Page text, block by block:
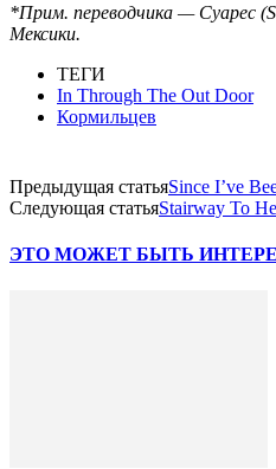
*Прим. переводчика — Суарес
Мексики.
ТЕГИ
In Through The Out Door
Кормильцев
Предыдущая статьяSince I’ve
Следующая статьяStairway To
ЭТО МОЖЕТ БЫТЬ